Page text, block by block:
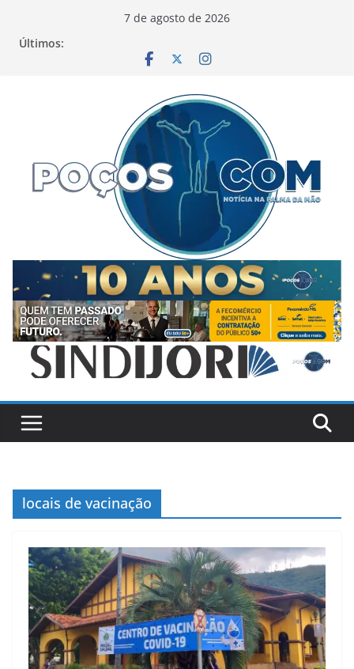
7 de agosto de 2026
Últimos:
locais de vacinação